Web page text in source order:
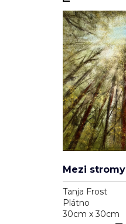
Mezi stromy
Tanja Frost
Plátno
30cm x 30cm